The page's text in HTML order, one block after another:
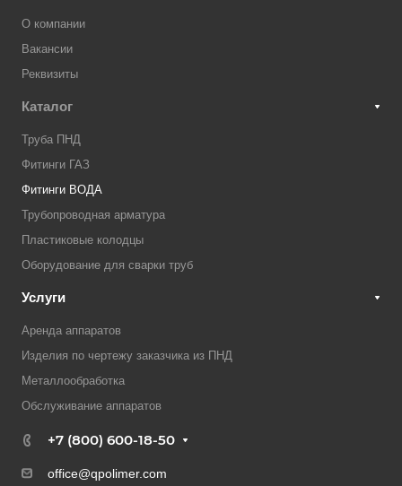
О компании
Вакансии
Реквизиты
Каталог
Труба ПНД
Фитинги ГАЗ
Фитинги ВОДА
Трубопроводная арматура
Пластиковые колодцы
Оборудование для сварки труб
Услуги
Аренда аппаратов
Изделия по чертежу заказчика из ПНД
Металлообработка
Обслуживание аппаратов
+7 (800) 600-18-50
office@qpolimer.com